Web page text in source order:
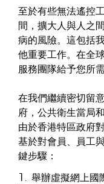
至於有些無法遙控
間，擴大人與人之
病的風險。這包括
他重要工作。在全
服務團隊給予您所
在我們繼續密切留
府，公共衛生當局
由於香港特區政府
基於對會員、員工
鍵步驟：
1. 舉辦虛擬網上國